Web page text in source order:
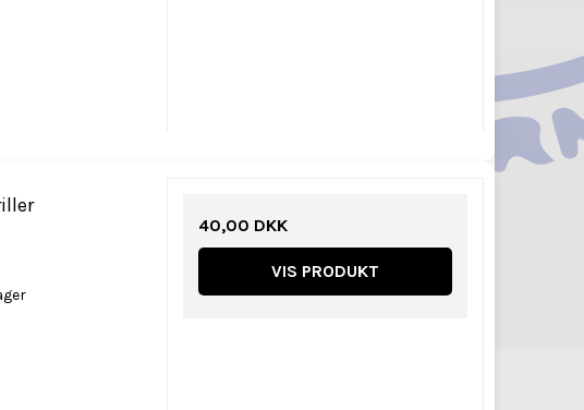
40,00 DKK
VIS PRODUKT